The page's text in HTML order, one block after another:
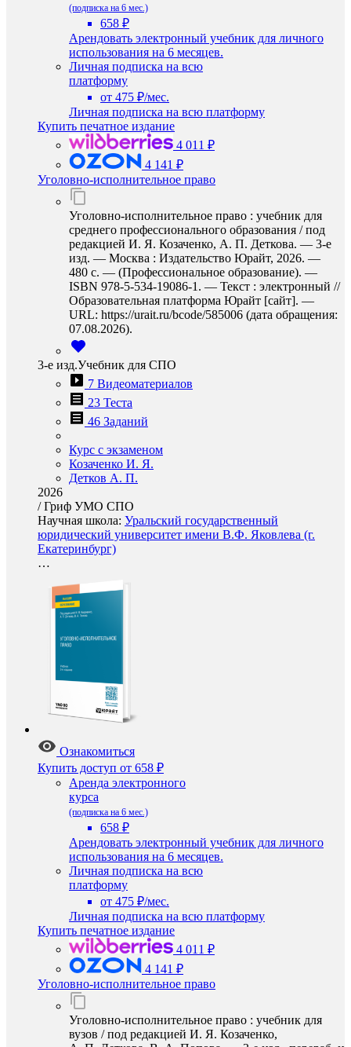
(подписка на 6 мес.)
658 ₽
Арендовать электронный учебник для личного
использования на 6 месяцев.
Личная подписка на всю
платформу
от 475 ₽/мес.
Личная подписка на всю платформу
Купить печатное издание
4 011 ₽
4 141 ₽
Уголовно-исполнительное право
Уголовно-исполнительное право : учебник для
среднего профессионального образования / под
редакцией И. Я. Козаченко, А. П. Деткова. — 3-е
изд. — Москва : Издательство Юрайт, 2026. —
480 с. — (Профессиональное образование). —
ISBN 978-5-534-19086-1. — Текст : электронный //
Образовательная платформа Юрайт [сайт]. —
URL: https://urait.ru/bcode/585006 (дата обращения:
07.08.2026).
3-е изд.Учебник для СПО
7 Видеоматериалов
23 Теста
46 Заданий
Курс с экзаменом
Козаченко И. Я.
Детков А. П.
2026
/Гриф УМО СПО
Научная школа: Уральский государственный
юридический университет имени В.Ф. Яковлева (г.
Екатеринбург)
…
Ознакомиться
Купить доступ от 658 ₽
Аренда электронного
курса
(подписка на 6 мес.)
658 ₽
Арендовать электронный учебник для личного
использования на 6 месяцев.
Личная подписка на всю
платформу
от 475 ₽/мес.
Личная подписка на всю платформу
Купить печатное издание
4 011 ₽
4 141 ₽
Уголовно-исполнительное право
Уголовно-исполнительное право : учебник для
вузов / под редакцией И. Я. Козаченко,